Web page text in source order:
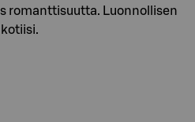
romanttisuutta. Luonnollisen